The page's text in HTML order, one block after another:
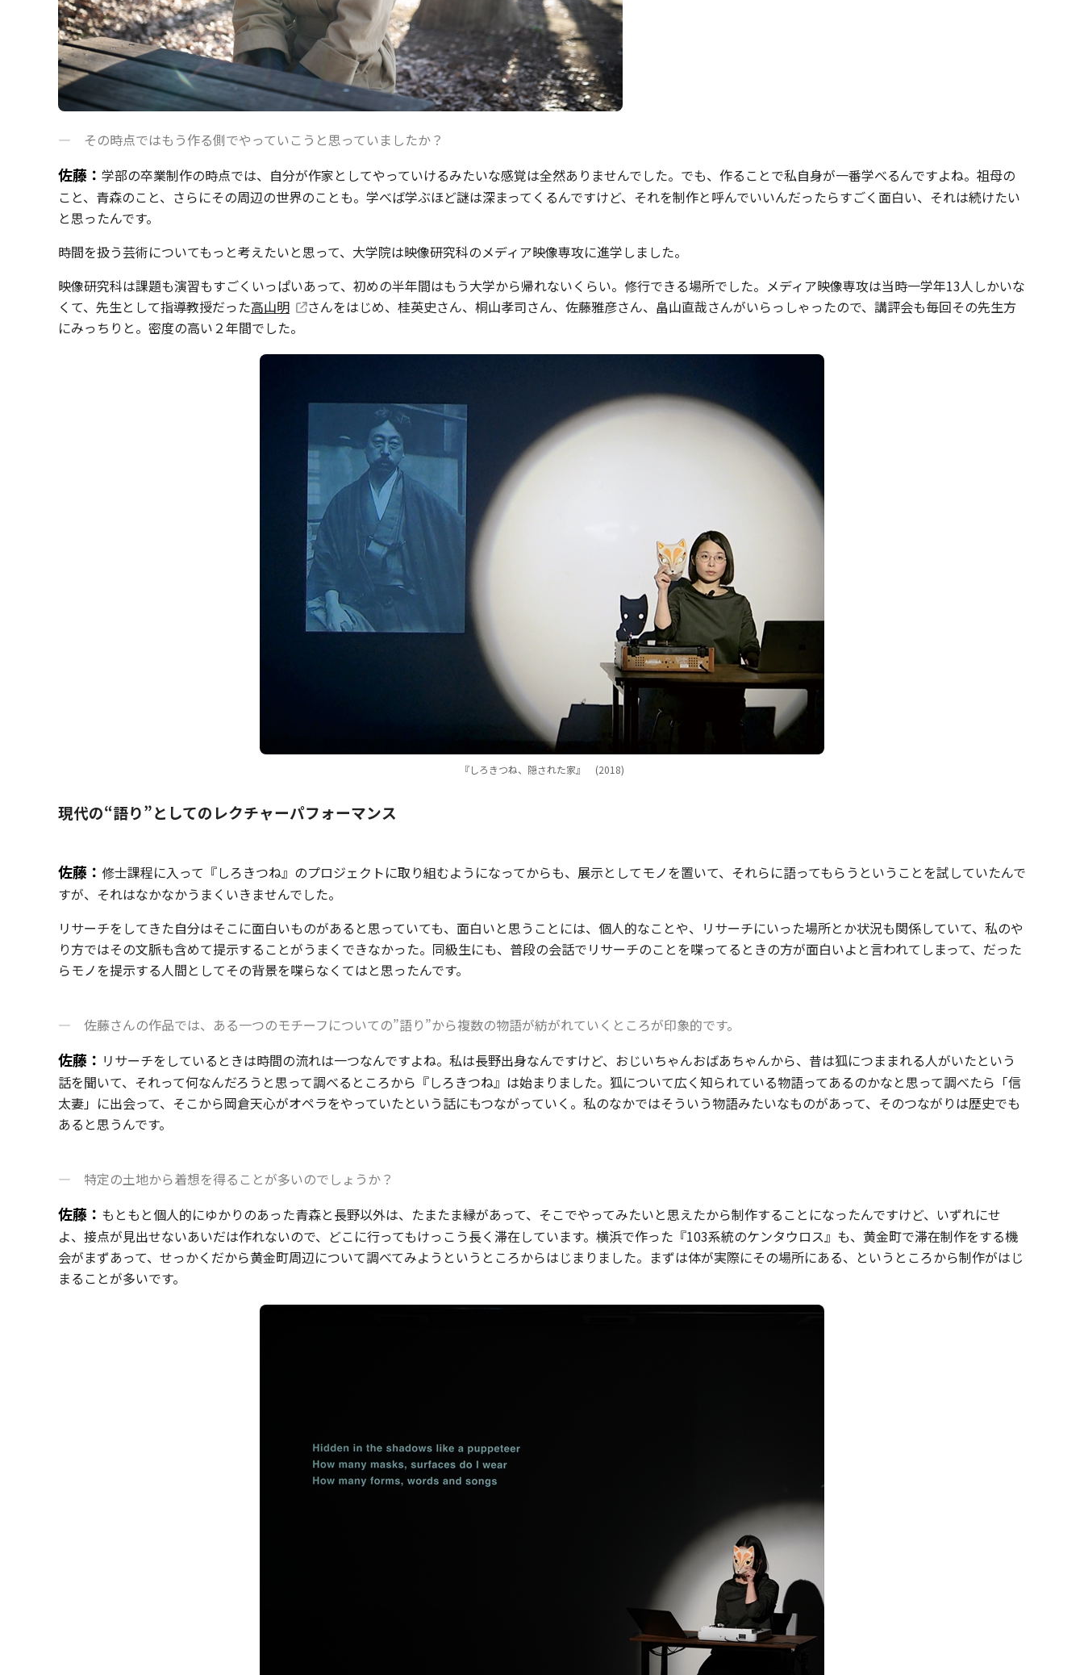
— その時点ではもう作る側でやっていこうと思っていましたか？
佐藤： 学部の卒業制作の時点では、自分が作家としてやっていけるみたいな感覚は全然ありませんでした。でも、作ることで私自身が一番学べるんですよね。祖母の
こと、青森のこと、さらにその周辺の世界のことも。学べば学ぶほど謎は深まってくるんですけど、それを制作と呼んでいいんだったらすごく面白い、それは続けたい
と思ったんです。
時間を扱う芸術についてもっと考えたいと思って、大学院は映像研究科のメディア映像専攻に進学しました。
映像研究科は課題も演習もすごくいっぱいあって、初めの半年間はもう大学から帰れないくらい。修行できる場所でした。メディア映像専攻は当時一学年13人しかいな
くて、先生として指導教授だった高山明
さんをはじめ、桂英史さん、桐山孝司さん、佐藤雅彦さん、畠山直哉さんがいらっしゃったので、講評会も毎回その先生方
にみっちりと。密度の高い２年間でした。
『しろきつね、隠された家』 (2018)
現代の“語り”としてのレクチャーパフォーマンス
佐藤： 修士課程に入って『しろきつね』のプロジェクトに取り組むようになってからも、展示としてモノを置いて、それらに語ってもらうということを試していたんで
すが、それはなかなかうまくいきませんでした。
リサーチをしてきた自分はそこに面白いものがあると思っていても、面白いと思うことには、個人的なことや、リサーチにいった場所とか状況も関係していて、私のや
り方ではその文脈も含めて提示することがうまくできなかった。同級生にも、普段の会話でリサーチのことを喋ってるときの方が面白いよと言われてしまって、だった
らモノを提示する人間としてその背景を喋らなくてはと思ったんです。
— 佐藤さんの作品では、ある一つのモチーフについての”語り”から複数の物語が紡がれていくところが印象的です。
佐藤： リサーチをしているときは時間の流れは一つなんですよね。私は長野出身なんですけど、おじいちゃんおばあちゃんから、昔は狐につままれる人がいたという
話を聞いて、それって何なんだろうと思って調べるところから『しろきつね』は始まりました。狐について広く知られている物語ってあるのかなと思って調べたら「信
太妻」に出会って、そこから岡倉天心がオペラをやっていたという話にもつながっていく。私のなかではそういう物語みたいなものがあって、そのつながりは歴史でも
あると思うんです。
— 特定の土地から着想を得ることが多いのでしょうか？
佐藤： もともと個人的にゆかりのあった青森と長野以外は、たまたま縁があって、そこでやってみたいと思えたから制作することになったんですけど、いずれにせ
よ、接点が見出せないあいだは作れないので、どこに行ってもけっこう長く滞在しています。横浜で作った『103系統のケンタウロス』も、黄金町で滞在制作をする機
会がまずあって、せっかくだから黄金町周辺について調べてみようというところからはじまりました。まずは体が実際にその場所にある、というところから制作がはじ
まることが多いです。